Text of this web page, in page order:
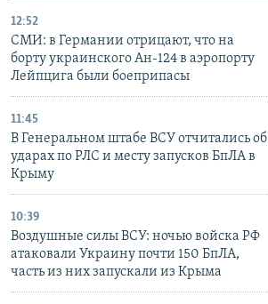
12:52
СМИ: в Германии отрицают, что на
борту украинского Ан-124 в аэропорту
Лейпцига были боеприпасы
11:45
В Генеральном штабе ВСУ отчитались об
ударах по РЛС и месту запусков БпЛА в
Крыму
10:39
Воздушные силы ВСУ: ночью войска РФ
атаковали Украину почти 150 БпЛА,
часть из них запускали из Крыма